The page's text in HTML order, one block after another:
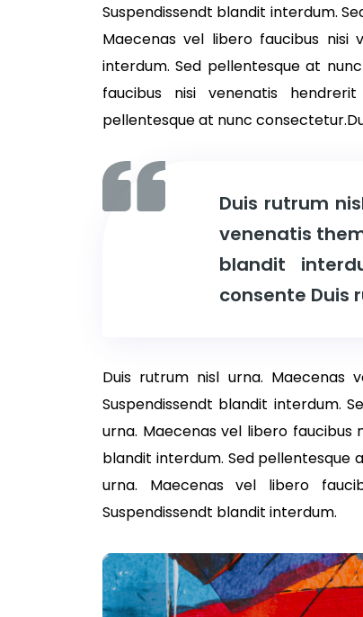
Suspendissendt blandit interdum.
Maecenas vel libero faucibus nisi
interdum. Sed pellentesque at
faucibus nisi venenatis
pellentesque at nunc
Duis rutrum
venenatis
blandit
consente Duis
Duis rutrum nisl urna. Maecenas
Suspendissendt blandit interdum.
urna. Maecenas vel libero faucibus
blandit interdum. Sed
urna. Maecenas vel libero
Suspendissendt blandit interdum.